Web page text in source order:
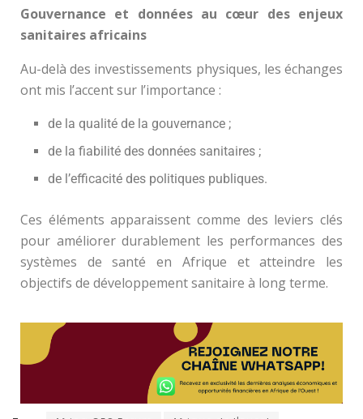
Gouvernance et données au cœur des enjeux
sanitaires africains
Au-delà des investissements physiques, les échanges
ont mis l’accent sur l’importance :
de la qualité de la gouvernance ;
de la fiabilité des données sanitaires ;
de l’efficacité des politiques publiques.
Ces éléments apparaissent comme des leviers clés
pour améliorer durablement les performances des
systèmes de santé en Afrique et atteindre les
objectifs de développement sanitaire à long terme.